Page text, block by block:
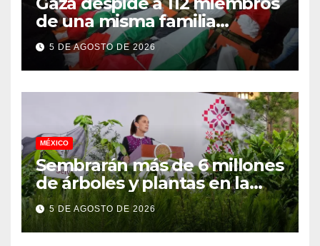
de una misma familia
asesinados durante el
genocidio
5 DE AGOSTO DE 2026
MÉXICO
Sembrarán más de 6 millones
de árboles y plantas en la
Jornada Nacional de
Reforestación 2026
5 DE AGOSTO DE 2026